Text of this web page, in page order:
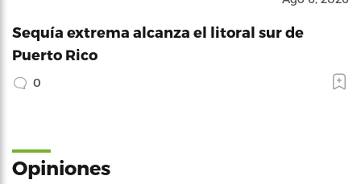
Sequía extrema alcanza el litoral sur de
Puerto Rico
0
Opiniones